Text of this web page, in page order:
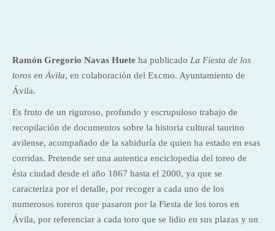
Ramón Gregorio Navas Huete ha publicado La Fiesta de los
toros en Ávila, en colaboración del Excmo. Ayuntamiento de
Ávila.
Es fruto de un riguroso, profundo y escrupuloso trabajo de
recopilación de documentos sobre la historia cultural taurino
avilense, acompañado de la sabiduría de quien ha estado en esas
corridas. Pretende ser una autentica enciclopedia del toreo de
ésta ciudad desde el año 1867 hasta el 2000, ya que se
caracteriza por el detalle, por recoger a cada uno de los
numerosos toreros que pasaron por la Fiesta de los toros en
Ávila, por referenciar a cada toro que se lidio en sus plazas y un